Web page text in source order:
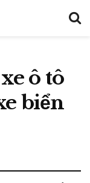
ô tô
biển